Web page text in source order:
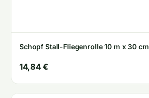
Schopf Stall-Fliegenrolle 10 m x 30 cm
14,84 €